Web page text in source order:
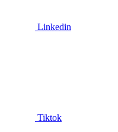
Linkedin
Tiktok